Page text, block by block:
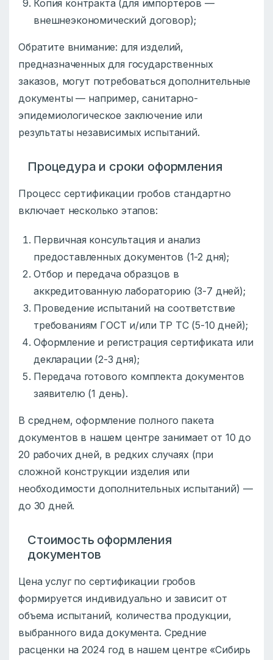
Копия контракта (для импортёров —
внешнеэкономический договор);
Обратите внимание: для изделий,
предназначенных для государственных
заказов, могут потребоваться дополнительные
документы — например, санитарно-
эпидемиологическое заключение или
результаты независимых испытаний.
Процедура и сроки оформления
Процесс сертификации гробов стандартно
включает несколько этапов:
Первичная консультация и анализ
предоставленных документов (1-2 дня);
Отбор и передача образцов в
аккредитованную лабораторию (3-7 дней);
Проведение испытаний на соответствие
требованиям ГОСТ и/или ТР ТС (5-10 дней);
Оформление и регистрация сертификата или
декларации (2-3 дня);
Передача готового комплекта документов
заявителю (1 день).
В среднем, оформление полного пакета
документов в нашем центре занимает от 10 до
20 рабочих дней, в редких случаях (при
сложной конструкции изделия или
необходимости дополнительных испытаний) —
до 30 дней.
Стоимость оформления
документов
Цена услуг по сертификации гробов
формируется индивидуально и зависит от
объема испытаний, количества продукции,
выбранного вида документа. Средние
расценки на 2024 год в нашем центре «Сибирь